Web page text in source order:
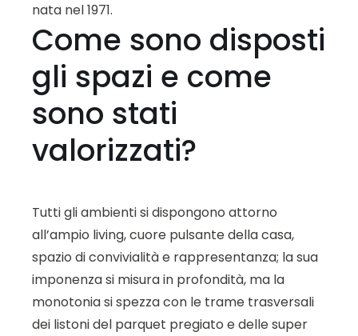
nata nel 1971.
Come sono disposti
gli spazi e come
sono stati
valorizzati?
Tutti gli ambienti si dispongono attorno
all’ampio living, cuore pulsante della casa,
spazio di convivialità e rappresentanza; la sua
imponenza si misura in profondità, ma la
monotonia si spezza con le trame trasversali
dei listoni del parquet pregiato e delle super